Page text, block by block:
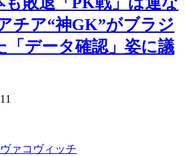
チア“神GK”がブラジ
「データ確認」姿に議
ァコヴィッチ